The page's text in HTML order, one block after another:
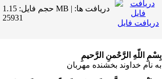
حجم فایل: 1.15 MB | دریافت ها:
25931
دریافت فایل
بِسْمِ اللّهِ الرَّحْمنِ الرَّحیمِ
به نام خداوند بخشنده مهربان